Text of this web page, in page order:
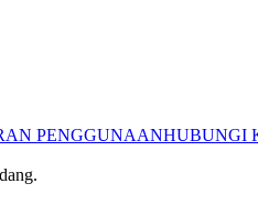
PENGGUNAANHUBUNGI